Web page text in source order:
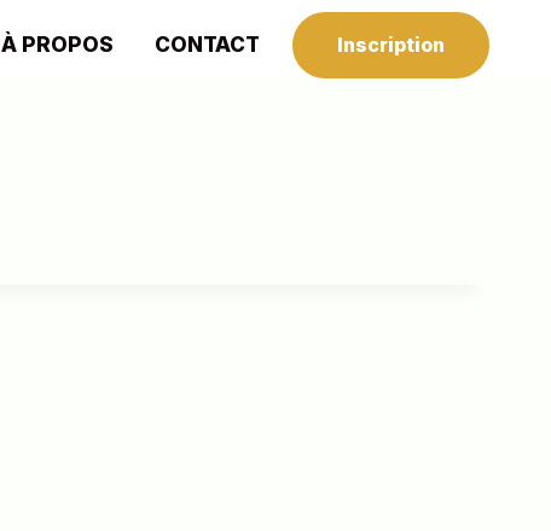
À PROPOS CONTACT Inscription